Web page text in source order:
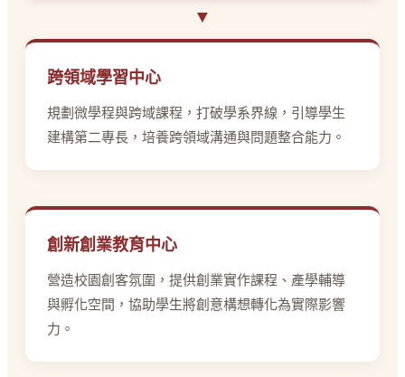
▼
跨領域學習中心
規劃微學程與跨域課程，打破學系界線，引導學生
建構第二專長，培養跨領域溝通與問題整合能力。
創新創業教育中心
營造校園創客氛圍，提供創業實作課程、產學輔導
與孵化空間，協助學生將創意構想轉化為實際影響
力。